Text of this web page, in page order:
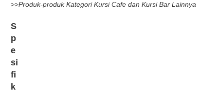
>>Produk-produk Kategori Kursi Cafe dan Kursi Bar Lainnya
S
p
e
si
fi
k